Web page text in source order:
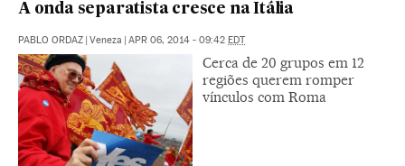
A onda separatista cresce na Itália
PABLO ORDAZ | Veneza | APR 06, 2014 - 09:42 EDT
Cerca de 20 grupos em 12
regiões querem romper
vínculos com Roma